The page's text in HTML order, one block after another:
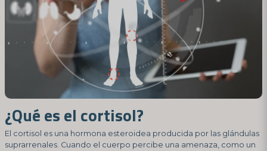
¿Qué es el cortisol?
El cortisol es una hormona esteroidea producida por las glándulas
suprarrenales. Cuando el cuerpo percibe una amenaza, como un